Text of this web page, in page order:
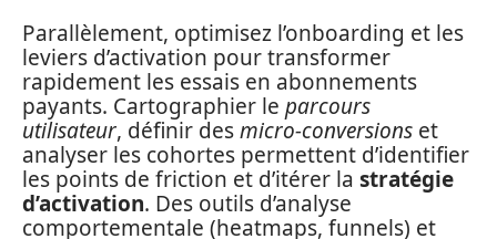
Parallèlement, optimisez l’onboarding et les
leviers d’activation pour transformer
rapidement les essais en abonnements
payants. Cartographier le parcours
utilisateur, définir desmicro-conversions et
analyser les cohortes permettent d’identifier
les points de friction et d’itérer la stratégie
d’activation. Des outils d’analyse
comportementale (heatmaps, funnels) et